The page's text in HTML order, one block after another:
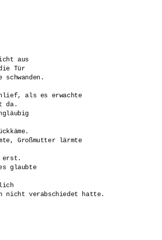
aus
Tür
als es erwachte
da.
Großmutter lärmte
erst.
glaubte
nicht verabschiedet hatte.